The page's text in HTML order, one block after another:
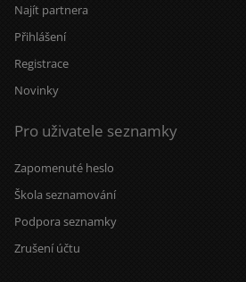
Najít partnera
Přihlášení
Registrace
Novinky
Pro uživatele seznamky
Zapomenuté heslo
Škola seznamování
Podpora seznamky
Zrušení účtu